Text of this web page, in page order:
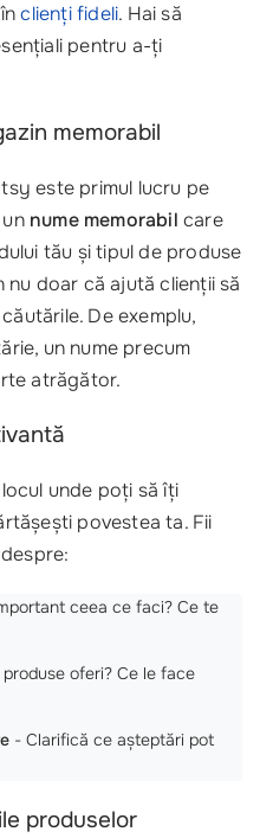
înclienți fideli. Hai să
pentru a-ți
memorabil
este primul lucru pe
nume memorabil care
tău și tipul de produse
nu doar că ajută clienții să
De exemplu,
un nume precum
atrăgător.
unde poți să îți
povestea ta. Fii
ceea ce faci? Ce te
oferi? Ce le face
- Clarifică ce așteptări pot
produselor